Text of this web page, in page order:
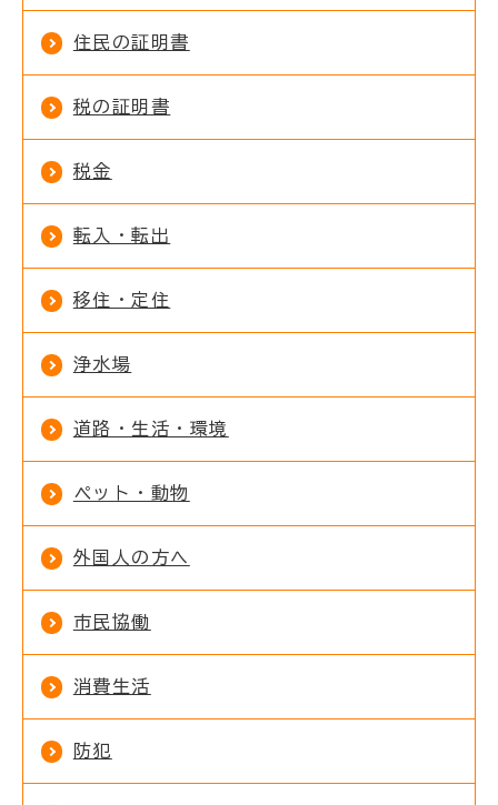
住民の証明書
税の証明書
税金
転入・転出
移住・定住
浄水場
道路・生活・環境
ペット・動物
外国人の方へ
市民協働
消費生活
防犯